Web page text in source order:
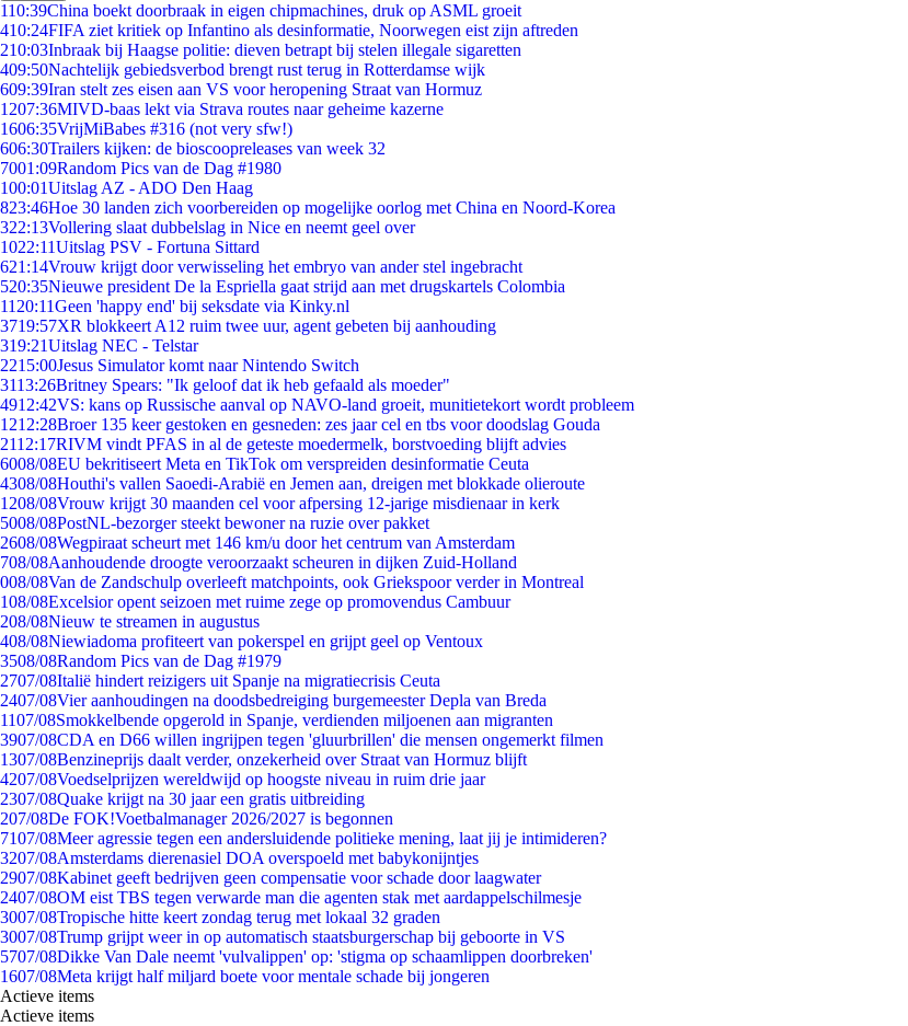
110:39China boekt doorbraak in eigen chipmachines, druk op ASML groeit
410:24FIFA ziet kritiek op Infantino als desinformatie, Noorwegen eist zijn aftreden
210:03Inbraak bij Haagse politie: dieven betrapt bij stelen illegale sigaretten
409:50Nachtelijk gebiedsverbod brengt rust terug in Rotterdamse wijk
609:39Iran stelt zes eisen aan VS voor heropening Straat van Hormuz
1207:36MIVD-baas lekt via Strava routes naar geheime kazerne
1606:35VrijMiBabes #316 (not very sfw!)
606:30Trailers kijken: de bioscoopreleases van week 32
7001:09Random Pics van de Dag #1980
100:01Uitslag AZ - ADO Den Haag
823:46Hoe 30 landen zich voorbereiden op mogelijke oorlog met China en Noord-Korea
322:13Vollering slaat dubbelslag in Nice en neemt geel over
1022:11Uitslag PSV - Fortuna Sittard
621:14Vrouw krijgt door verwisseling het embryo van ander stel ingebracht
520:35Nieuwe president De la Espriella gaat strijd aan met drugskartels Colombia
11 20:11Geen 'happy end' bij seksdate via Kinky.nl
3719:57XR blokkeert A12 ruim twee uur, agent gebeten bij aanhouding
319:21Uitslag NEC - Telstar
2215:00Jesus Simulator komt naar Nintendo Switch
3113:26Britney Spears: "Ik geloof dat ik heb gefaald als moeder"
4912:42VS: kans op Russische aanval op NAVO-land groeit, munitietekort wordt probleem
1212:28Broer 135 keer gestoken en gesneden: zes jaar cel en tbs voor doodslag Gouda
2112:17RIVM vindt PFAS in al de geteste moedermelk, borstvoeding blijft advies
6008/08EU bekritiseert Meta en TikTok om verspreiden desinformatie Ceuta
4308/08Houthi's vallen Saoedi-Arabië en Jemen aan, dreigen met blokkade olieroute
1208/08Vrouw krijgt 30 maanden cel voor afpersing 12-jarige misdienaar in kerk
5008/08PostNL-bezorger steekt bewoner na ruzie over pakket
2608/08Wegpiraat scheurt met 146 km/u door het centrum van Amsterdam
708/08Aanhoudende droogte veroorzaakt scheuren in dijken Zuid-Holland
008/08Van de Zandschulp overleeft matchpoints, ook Griekspoor verder in Montreal
108/08Excelsior opent seizoen met ruime zege op promovendus Cambuur
208/08Nieuw te streamen in augustus
408/08Niewiadoma profiteert van pokerspel en grijpt geel op Ventoux
3508/08Random Pics van de Dag #1979
2707/08Italië hindert reizigers uit Spanje na migratiecrisis Ceuta
2407/08Vier aanhoudingen na doodsbedreiging burgemeester Depla van Breda
1107/08Smokkelbende opgerold in Spanje, verdienden miljoenen aan migranten
3907/08CDA en D66 willen ingrijpen tegen 'gluurbrillen' die mensen ongemerkt filmen
1307/08Benzineprijs daalt verder, onzekerheid over Straat van Hormuz blijft
4207/08Voedselprijzen wereldwijd op hoogste niveau in ruim drie jaar
2307/08Quake krijgt na 30 jaar een gratis uitbreiding
207/08De FOK!Voetbalmanager 2026/2027 is begonnen
7107/08Meer agressie tegen een andersluidende politieke mening, laat jij je intimideren?
3207/08Amsterdams dierenasiel DOA overspoeld met babykonijntjes
2907/08Kabinet geeft bedrijven geen compensatie voor schade door laagwater
2407/08OM eist TBS tegen verwarde man die agenten stak met aardappelschilmesje
3007/08Tropische hitte keert zondag terug met lokaal 32 graden
3007/08Trump grijpt weer in op automatisch staatsburgerschap bij geboorte in VS
5707/08Dikke Van Dale neemt 'vulvalippen' op: 'stigma op schaamlippen doorbreken'
1607/08Meta krijgt half miljard boete voor mentale schade bij jongeren
Actieve items
Actieve items